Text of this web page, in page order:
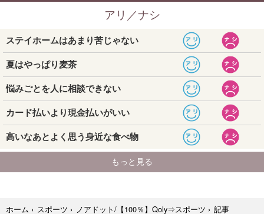
ホーム › スポーツ › ノアドット/【100％】Qoly⇒スポーツ › 記事